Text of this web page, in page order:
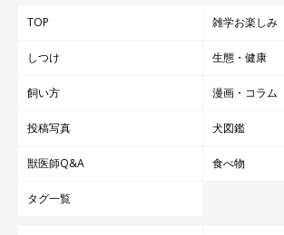
TOP 雑学お楽しみ
しつけ 生態・健康
飼い方 漫画・コラム
投稿写真 犬図鑑
獣医師Q&A 食べ物
タグ一覧